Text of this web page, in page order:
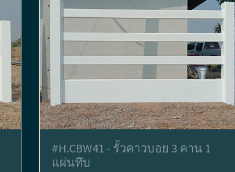
#H.CBW41 - รั้วคาวบอย 3 คาน 1
แผ่นทึบ